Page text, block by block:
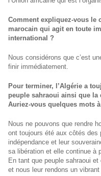
Comment expliquez-vous le
marocain qui agit en toute
international ?
Nous considérons que c’est
finir immédiatement.
Pour terminer, l’Algérie a
peuple sahraoui ainsi que
Auriez-vous quelques mots
Nous ne pouvons que rendre
ont toujours été aux côtés des
indépendance et leur
sa libération et elle continue à
En tant que peuple sahraoui
et nous leur rendons un vibrant